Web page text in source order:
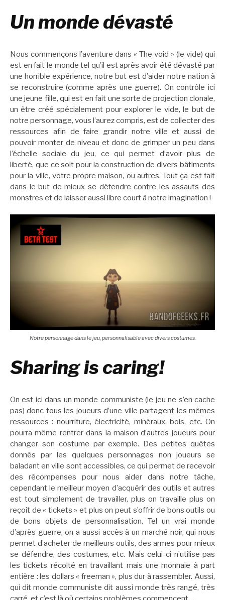
Un mondedévasté
Nous commençons l’aventure dans « The void » (le vide) qui
est en fait le monde tel qu’il est après avoir été dévasté par
une horrible expérience, notre but est d’aider notre nation à
se reconstruire (comme après une guerre). On contrôle ici
une jeune fille, qui est en fait une sorte de projection clonale,
un être créé spécialement pour explorer le vide, le but de
notre personnage, vous l’aurez compris, est de collecter des
ressources afin de faire grandir notre ville et aussi de
pouvoir monter de niveau et donc de grimper un peu dans
l’échelle sociale du jeu, ce qui permet d’avoir plus de
liberté, que ce soit pour la construction de divers bâtiments
pour la ville, votre propre maison, ou autres. Tout ça est fait
dans le but de mieux se défendre contre les assauts des
monstres et de laisser aussi libre court à notre imagination !
Notre personnage dans le jeu, personnalisable avec divers costumes.
Sharing is caring!
On est ici dans un monde communiste (le jeu ne s’en cache
pas) donc tous les joueurs d’une ville partagent les mêmes
ressources : nourriture, électricité, minéraux, bois, etc. On
pourra même rentrer dans la maison d’autres joueurs pour
changer son costume par exemple. Des petites quêtes
donnés par les quelques personnages non joueurs se
baladant en ville sont accessibles, ce qui permet de recevoir
des récompenses pour nous aider dans notre tâche,
cependant le meilleur moyen d’acquérir des outils et autres
est tout simplement de travailler, plus on travaille plus on
reçoit de « tickets » et plus on peut s’offrir de bons outils ou
de bons objets de personnalisation. Tel un vrai monde
d’après guerre, on a aussi accès à un marché noir, qui nous
permet d’acheter de meilleurs outils, des armes pour mieux
se défendre, des costumes, etc. Mais celui-ci n’utilise pas
les tickets récolté en travaillant mais une monnaie à part
entière : les dollars « freeman », plus dur à rassembler. Aussi,
qui dit monde communiste dit aussi monde très rangé, très